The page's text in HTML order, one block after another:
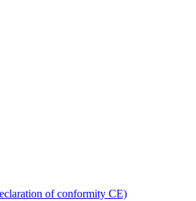
of conformity CE)